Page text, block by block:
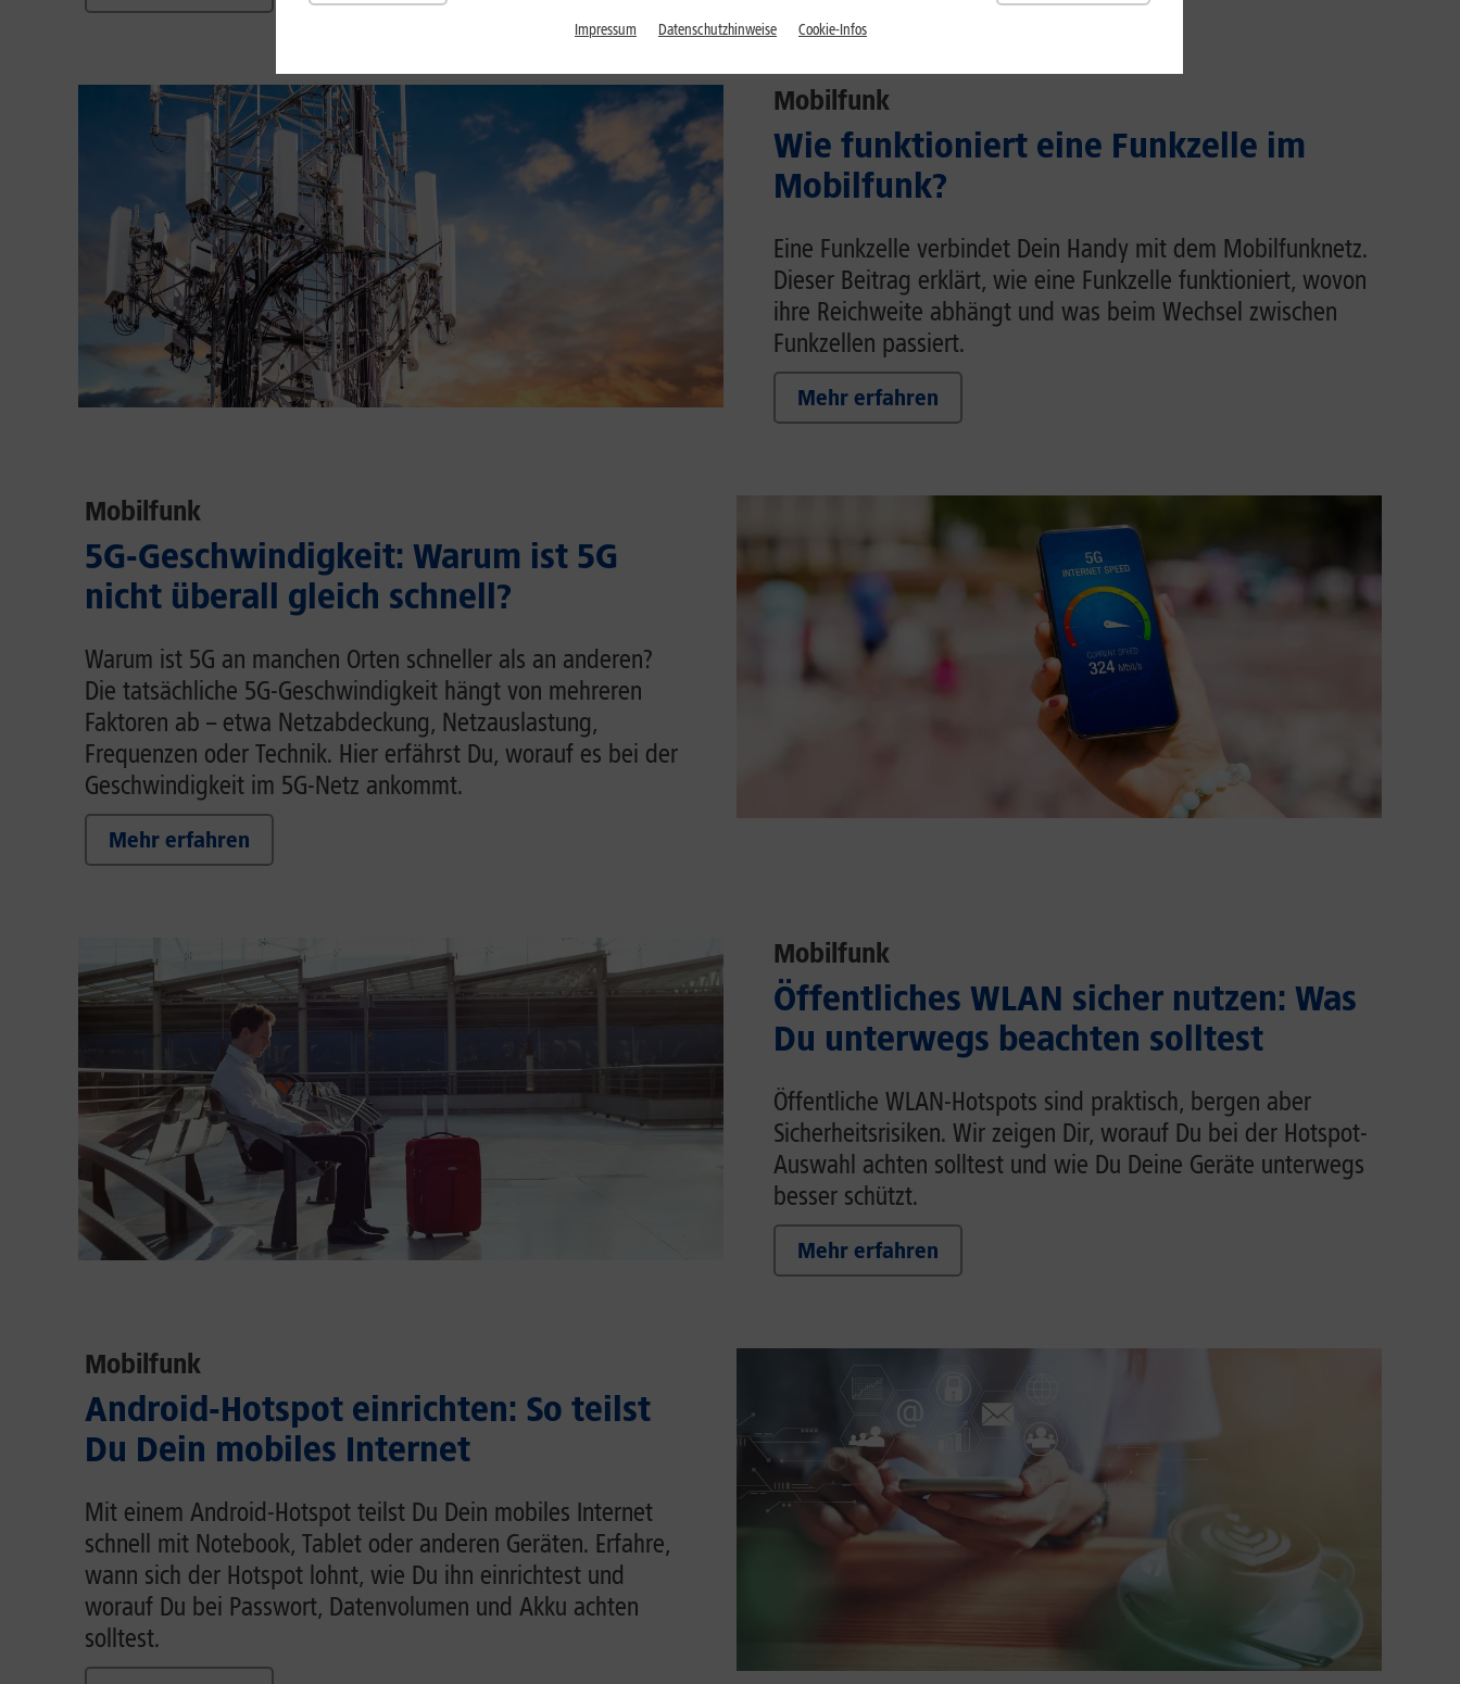
Mobilfunk
Wie funktioniert eine Funkzelle im
Mobilfunk?
Eine Funkzelle verbindet Dein Handy mit dem Mobilfunknetz.
Dieser Beitrag erklärt, wie eine Funkzelle funktioniert, wovon
ihre Reichweite abhängt und was beim Wechsel zwischen
Funkzellen passiert.
Mehr erfahren
Mobilfunk
5G-Geschwindigkeit: Warum ist 5G
nicht überall gleich schnell?
Warum ist 5G an manchen Orten schneller als an anderen?
Die tatsächliche 5G-Geschwindigkeit hängt von mehreren
Faktoren ab – etwa Netzabdeckung, Netzauslastung,
Frequenzen oder Technik. Hier erfährst Du, worauf es bei der
Geschwindigkeit im 5G-Netz ankommt.
Mehr erfahren
Mobilfunk
Öffentliches WLAN sicher nutzen: Was
Du unterwegs beachten solltest
Öffentliche WLAN-Hotspots sind praktisch, bergen aber
Sicherheitsrisiken. Wir zeigen Dir, worauf Du bei der Hotspot-
Auswahl achten solltest und wie Du Deine Geräte unterwegs
besser schützt.
Mehr erfahren
Mobilfunk
Android-Hotspot einrichten: So teilst
Du Dein mobiles Internet
Mit einem Android-Hotspot teilst Du Dein mobiles Internet
schnell mit Notebook, Tablet oder anderen Geräten. Erfahre,
wann sich der Hotspot lohnt, wie Du ihn einrichtest und
worauf Du bei Passwort, Datenvolumen und Akku achten
solltest.
Impressum Datenschutzhinweise Cookie-Infos